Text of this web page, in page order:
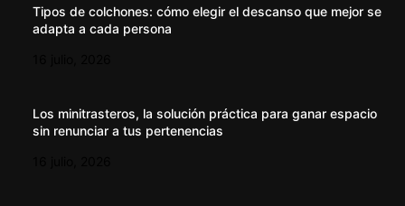
Tipos de colchones: cómo elegir el descanso que mejor se
adapta a cada persona
Los minitrasteros, la solución práctica para ganar espacio
sin renunciar a tus pertenencias